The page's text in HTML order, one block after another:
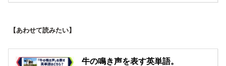
【あわせて読みたい】
牛の鳴き声を表す英単語。